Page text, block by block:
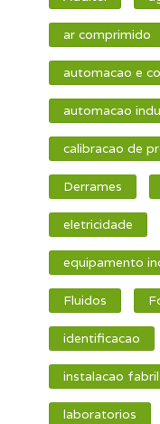
ar comprimido
automacao e
automacao
calibracao de
Derrames
eletricidade
equipamento
Fluidos
identificacao
instalacao fabril
laboratorios